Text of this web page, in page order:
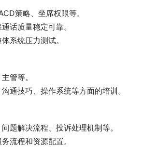
策略、坐席权限等。
话质量稳定可靠。
系统压力测试。
管等。
通技巧、操作系统等方面的培训。
题解决流程、投诉处理机制等。
流程和资源配置。